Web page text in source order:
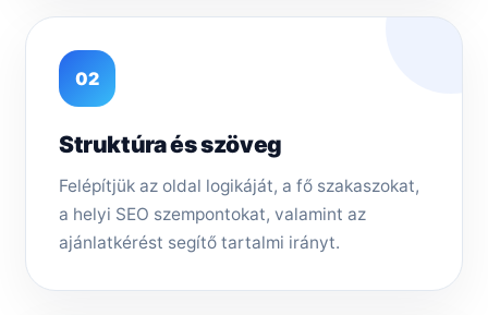
02
Struktúra és szöveg
Felépítjük az oldal logikáját, a fő szakaszokat,
a helyi SEO szempontokat, valamint az
ajánlatkérést segítő tartalmi irányt.